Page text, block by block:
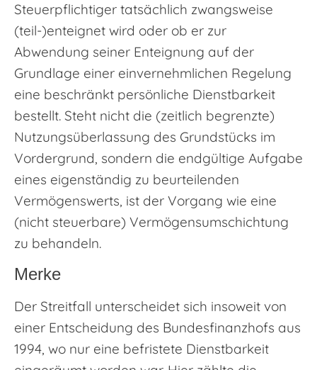
Steuerpflichtiger tatsächlich zwangsweise
(teil-)enteignet wird oder ob er zur
Abwendung seiner Enteignung auf der
Grundlage einer einvernehmlichen Regelung
eine beschränkt persönliche Dienstbarkeit
bestellt. Steht nicht die (zeitlich begrenzte)
Nutzungsüberlassung des Grundstücks im
Vordergrund, sondern die endgültige Aufgabe
eines eigenständig zu beurteilenden
Vermögenswerts, ist der Vorgang wie eine
(nicht steuerbare) Vermögensumschichtung
zu behandeln.
Merke
Der Streitfall unterscheidet sich insoweit von
einer Entscheidung des Bundesfinanzhofs aus
1994, wo nur eine befristete Dienstbarkeit